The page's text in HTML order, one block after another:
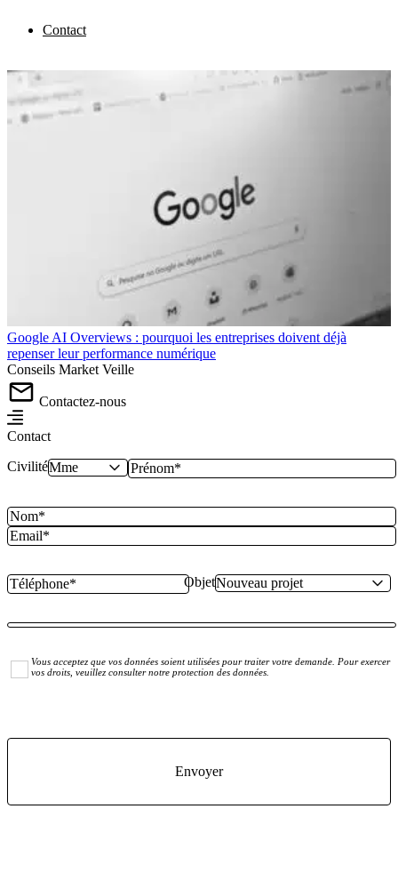
Contact
Google AI Overviews : pourquoi les entreprises doivent déjà
repenser leur performance numérique
Conseils Market Veille
Contactez-nous
Contact
Civilité
Objet
Vous acceptez que vos données soient utilisées pour traiter votre demande. Pour exercer
vos droits, veuillez consulter notre protection des données.